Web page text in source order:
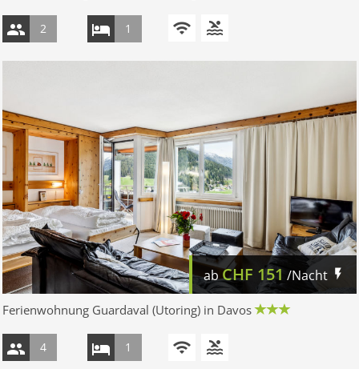
2 1
abCHF 151/Nacht
Ferienwohnung Guardaval (Utoring) in Davos
4 1